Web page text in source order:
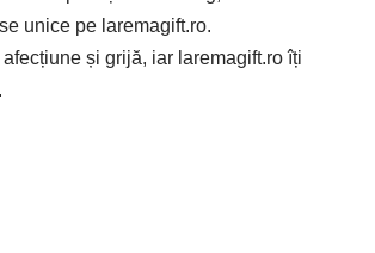
unice pe laremagift.ro.
și grijă, iar laremagift.ro îți